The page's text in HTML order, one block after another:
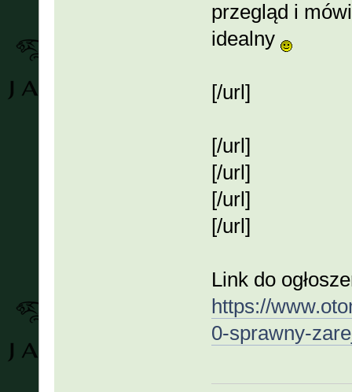
przegląd i
idealny
[/url]
[/url]
[/url]
[/url]
[/url]
Link do
https://
0-sprawny-